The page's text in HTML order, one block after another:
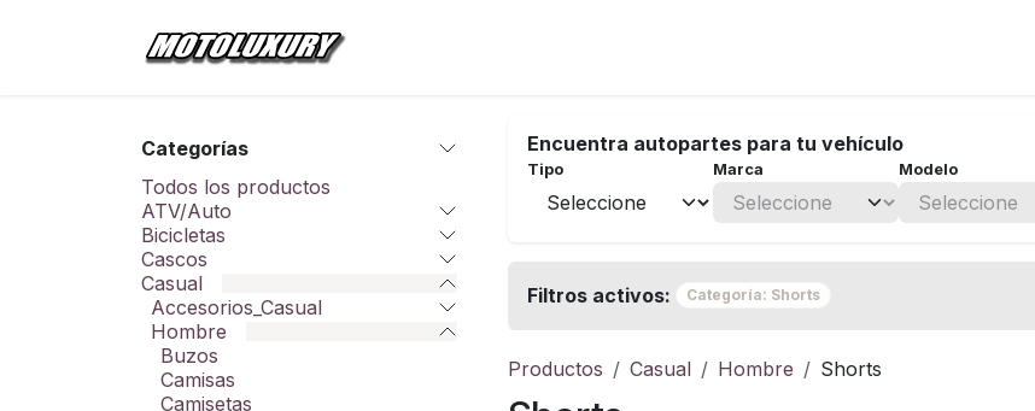
Categorías
Todos los productos
ATV/Auto
Bicicletas
Cascos
Casual
Accesorios_Casual
Hombre
Buzos
Camisas
Camisetas
Encuentra autopartes para tu vehículo
Tipo Marca Modelo
Filtros activos: Categoría: Shorts
Productos Casual Hombre Shorts